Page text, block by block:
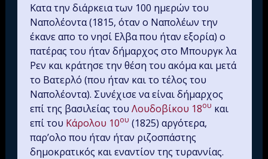
Κατα την διάρκεια των 100 ημερών του
Ναπολέοντα (1815, όταν ο Ναπολέων την
έκανε απο το νησί Ελβα που ήταν εξορία) ο
πατέρας του ήταν δήμαρχος στο Μπουργκ λα
Ρεν και κράτησε την θέση του ακόμα και μετά
το Βατερλό (που ήταν και το τέλος του
Ναπολέοντα). Συνέχισε να είναι δήμαρχος
επί της βασιλείας του Λουδοβίκου 18ου και
επί του Κάρολου 10ου (1825) αργότερα,
παρ’ολο που ήταν ήταν ριζοσπάστης
δημοκρατικός και εναντίον της τυραννίας.